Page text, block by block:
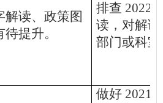
解读、政策图
提升。
排查 2022
读，对解
部门或科
做好 2021